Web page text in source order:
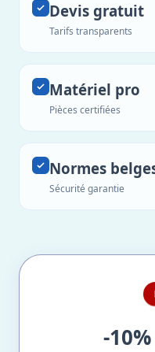
Devis gratuit
Tarifs transparents
Matériel pro
Pièces certifiées
Normes
Sécurité garantie
-